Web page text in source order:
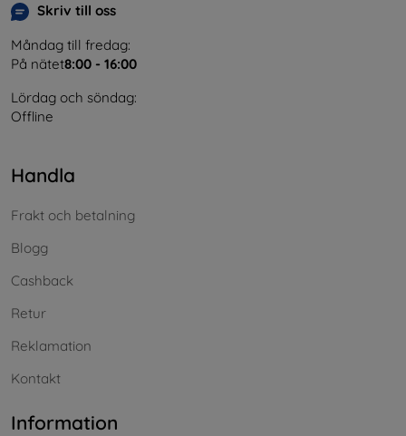
Skriv till oss
Måndag till fredag:
På nätet8:00 - 16:00
Lördag och söndag:
Offline
Handla
Frakt och betalning
Blogg
Cashback
Retur
Reklamation
Kontakt
Information